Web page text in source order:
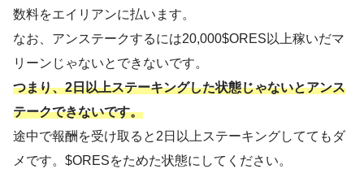
数料をエイリアンに払います。
なお、アンステークするには20,000$ORES以上稼いだマ
リーンじゃないとできないです。
つまり、2日以上ステーキングした状態じゃないとアンス
テークできないです。
途中で報酬を受け取ると2日以上ステーキングしててもダ
メです。$ORESをためた状態にしてください。